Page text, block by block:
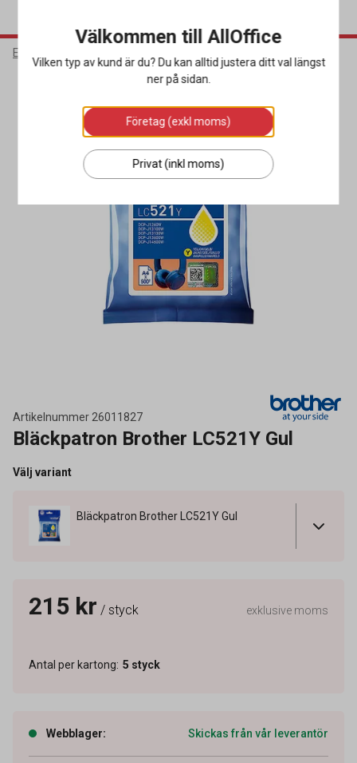
Elektronik
Artikelnummer 26011827
Bläckpatron Brother LC521Y Gul
Välj variant
Bläckpatron Brother LC521Y Gul
215 kr / styck exklusive moms
Antal per kartong: 5 styck
Webblager: Skickas från vår leverantör
Välkommen till AllOffice
Vilken typ av kund är du? Du kan alltid justera ditt val längst
ner på sidan.
Företag (exkl moms)
Privat (inkl moms)